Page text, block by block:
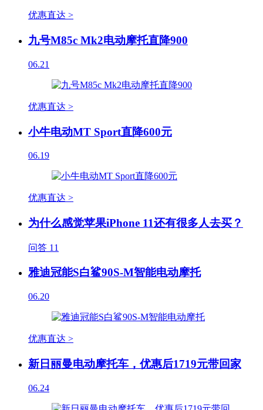
优惠直达 >
九号M85c Mk2电动摩托直降900
06.21
优惠直达 >
小牛电动MT Sport直降600元
06.19
优惠直达 >
为什么感觉苹果iPhone 11还有很多人去买？
问答 11
雅迪冠能S白鲨90S-M智能电动摩托
06.20
优惠直达 >
新日丽曼电动摩托车，优惠后1719元带回家
06.24